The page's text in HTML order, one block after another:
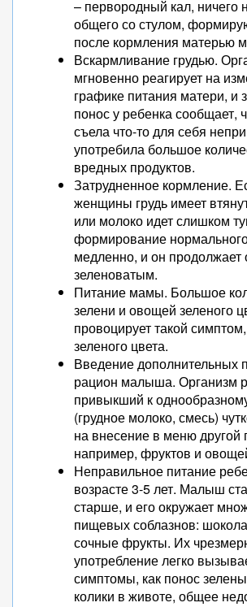
– первородный кал,
общего со стулом,
после кормления матерью
Вскармливание грудью.
мгновенно реагирует на
графике питания матери, и
понос у ребенка сообщает,
съела что-то для себя
употребила большое
вредных продуктов.
Затрудненное кормление.
женщины грудь имеет
или молоко идет слишком
формирование
медленно, и он продолжает
зеленоватым.
Питание мамы. Большое
зелени и овощей зеленого
провоцирует такой
зеленого цвета.
Введение дополнительных
рацион малыша. Организм
привыкший к
(грудное молоко, смесь)
на внесение в меню другой
например, фруктов и
Неправильное питание
возрасте 3-5 лет. Малыш
старше, и его окружает
пищевых соблазнов:
сочные фрукты. Их
употребление легко
симптомы, как понос
колики в животе, общее